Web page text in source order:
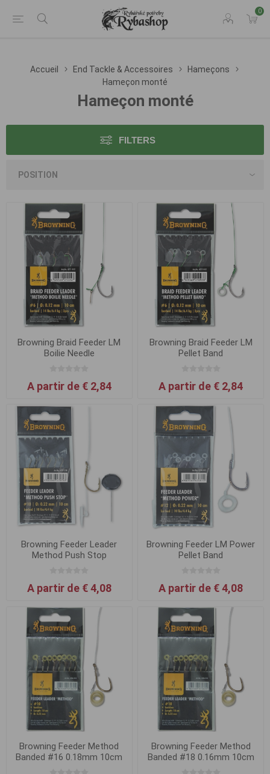
0
Accueil End Tackle & Accessoires
Hameçons
Hameçon monté
Hameçon monté
FILTERS
Browning Braid Feeder LM
Boilie Needle
A partir de € 2,84
Browning Braid Feeder LM
Pellet Band
A partir de € 2,84
Browning Feeder Leader
Method Push Stop
A partir de € 4,08
Browning Feeder LM Power
Pellet Band
A partir de € 4,08
Browning Feeder Method
Banded #16 0.18mm 10cm
Browning Feeder Method
Banded #18 0.16mm 10cm